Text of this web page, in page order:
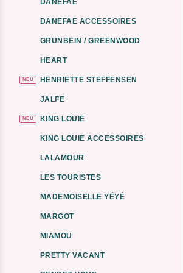
DANEFAE
DANEFAE ACCESSOIRES
GRÜNBEIN / GREENWOOD
HEART
NEU HENRIETTE STEFFENSEN
JALFE
NEU KING LOUIE
KING LOUIE ACCESSOIRES
LALAMOUR
LES TOURISTES
MADEMOISELLE YÉYÉ
MARGOT
MIAMOU
PRETTY VACANT